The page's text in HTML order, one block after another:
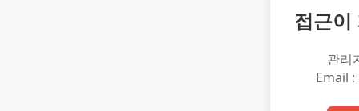
접근이
관리
Email